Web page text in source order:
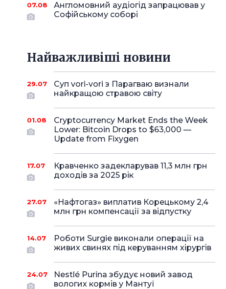
07.08
Англомовний аудіогід запрацював у
Софійському соборі
Найважливіші новини
29.07
Суп vori-vori з Парагваю визнали
найкращою стравою світу
01.08
Cryptocurrency Market Ends the Week
Lower: Bitcoin Drops to $63,000 —
Update from Fixygen
17.07
Кравченко задекларував 11,3 млн грн
доходів за 2025 рік
27.07
«Нафтогаз» виплатив Корецькому 2,4
млн грн компенсації за відпустку
14.07
Роботи Surgie виконали операції на
живих свинях під керуванням хірургів
24.07
Nestlé Purina збудує новий завод
вологих кормів у Мантуї